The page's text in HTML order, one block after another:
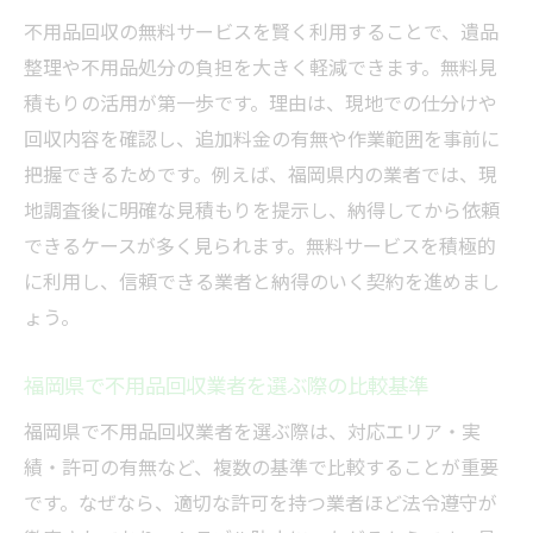
実際の体験談から学ぶ依頼のコツ
業者との円滑なコミュニケーション術
遺品整理後のアフターサービスを活用する
方法
不用品回収の無料サービスを賢く利用することで、遺品
整理や不用品処分の負担を大きく軽減できます。無料見
積もりの活用が第一歩です。理由は、現地での仕分けや
回収内容を確認し、追加料金の有無や作業範囲を事前に
把握できるためです。例えば、福岡県内の業者では、現
地調査後に明確な見積もりを提示し、納得してから依頼
できるケースが多く見られます。無料サービスを積極的
に利用し、信頼できる業者と納得のいく契約を進めまし
ょう。
福岡県で不用品回収業者を選ぶ際の比較基準
福岡県で不用品回収業者を選ぶ際は、対応エリア・実
績・許可の有無など、複数の基準で比較することが重要
です。なぜなら、適切な許可を持つ業者ほど法令遵守が